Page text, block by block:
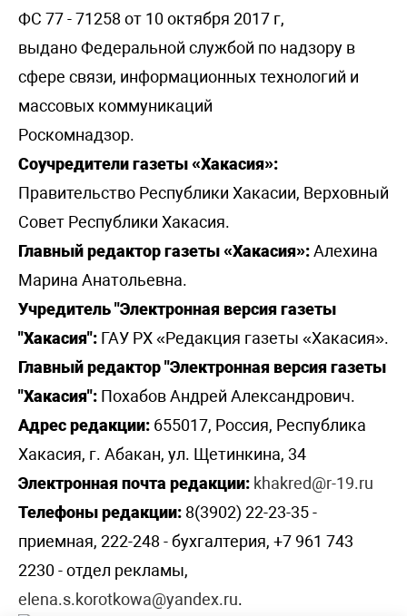
ФС 77 - 71258 от 10 октября 2017 г,
выдано Федеральной службой по надзору в
сфере связи, информационных технологий и
массовых коммуникаций
Роскомнадзор.
Соучредители газеты «Хакасия»:
Правительство Республики Хакасии, Верховный
Совет Республики Хакасия.
Главный редактор газеты «Хакасия»:Алехина
Марина Анатольевна.
Учредитель "Электронная версия газеты
"Хакасия": ГАУ РХ «Редакция газеты «Хакасия».
Главный редактор "Электронная версия газеты
"Хакасия": Похабов Андрей Александрович.
Адрес редакции: 655017, Россия, Республика
Хакасия, г. Абакан, ул. Щетинкина, 34
Электронная почта редакции: khakred@r-19.ru
Телефоны редакции: 8(3902) 22-23-35 -
приемная, 222-248 - бухгалтерия, +7 961 743
2230 - отдел рекламы,
elena.s.korotkowa@yandex.ru.